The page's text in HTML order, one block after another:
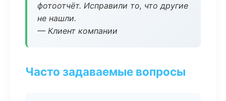
фотоотчёт. Исправили то, что другие
не нашли.
— Клиент компании
Часто задаваемые вопросы